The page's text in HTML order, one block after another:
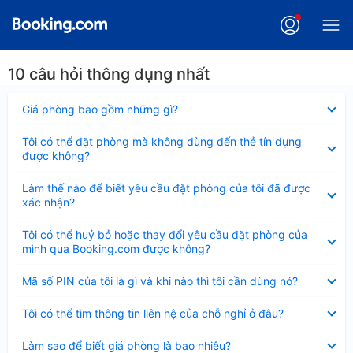
10 câu hỏi thông dụng nhất
Giá phòng bao gồm những gì?
thu
Tôi có thể đặt phòng mà không dùng đến thẻ tín dụng
được không?
thu
gọn
Làm thế nào để biết yêu cầu đặt phòng của tôi đã được
xác nhận?
thu
gọn
Tôi có thể huỷ bỏ hoặc thay đổi yêu cầu đặt phòng của
mình qua Booking.com được không?
thu
gọn
Mã số PIN của tôi là gì và khi nào thì tôi cần dùng nó?
thu
Tôi có thể tìm thông tin liên hệ của chỗ nghỉ ở đâu?
thu
Làm sao để biết giá phòng là bao nhiêu?
thu